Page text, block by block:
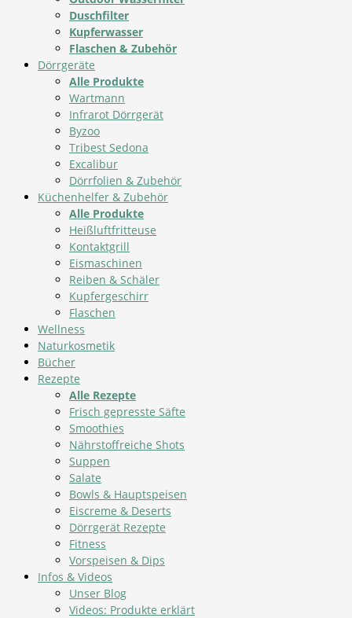
Duschfilter
Kupferwasser
Flaschen & Zubehör
Dörrgeräte
Alle Produkte
Wartmann
Infrarot Dörrgerät
Byzoo
Tribest Sedona
Excalibur
Dörrfolien & Zubehör
Küchenhelfer & Zubehör
Alle Produkte
Heißluftfritteuse
Kontaktgrill
Eismaschinen
Reiben & Schäler
Kupfergeschirr
Flaschen
Wellness
Naturkosmetik
Bücher
Rezepte
Alle Rezepte
Frisch gepresste Säfte
Smoothies
Nährstoffreiche Shots
Suppen
Salate
Bowls & Hauptspeisen
Eiscreme & Deserts
Dörrgerät Rezepte
Fitness
Vorspeisen & Dips
Infos & Videos
Unser Blog
Videos: Produkte erklärt